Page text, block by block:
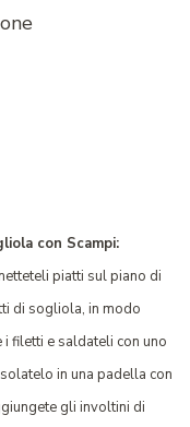
con Scampi:
piatti sul piano di
di sogliola, in modo
filetti e saldateli con uno
in una padella con
gli involtini di